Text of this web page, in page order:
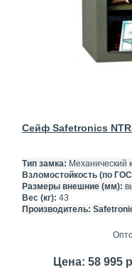
Сейф Safetronics
Тип замка: Механический
Взломостойкость (по
Размеры внешние (мм):
Вес (кг): 43
Производитель:
Цена: 58 995